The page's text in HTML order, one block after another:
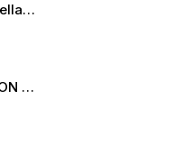
Casa Unifamiliar en Bellavista
PISO EN 2ª PLANTA CON ASCENSOR EN BELLAVISTA